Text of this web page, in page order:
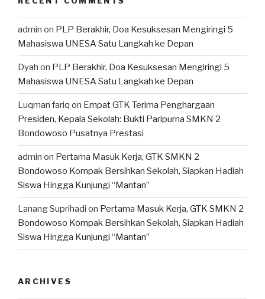
admin on PLP Berakhir, Doa Kesuksesan Mengiringi 5
Mahasiswa UNESA Satu Langkah ke Depan
Dyah on PLP Berakhir, Doa Kesuksesan Mengiringi 5
Mahasiswa UNESA Satu Langkah ke Depan
Luqman fariq on Empat GTK Terima Penghargaan
Presiden, Kepala Sekolah: Bukti Paripurna SMKN 2
Bondowoso Pusatnya Prestasi
admin on Pertama Masuk Kerja, GTK SMKN 2
Bondowoso Kompak Bersihkan Sekolah, Siapkan Hadiah
Siswa Hingga Kunjungi “Mantan”
Lanang Suprihadi on Pertama Masuk Kerja, GTK SMKN 2
Bondowoso Kompak Bersihkan Sekolah, Siapkan Hadiah
Siswa Hingga Kunjungi “Mantan”
ARCHIVES